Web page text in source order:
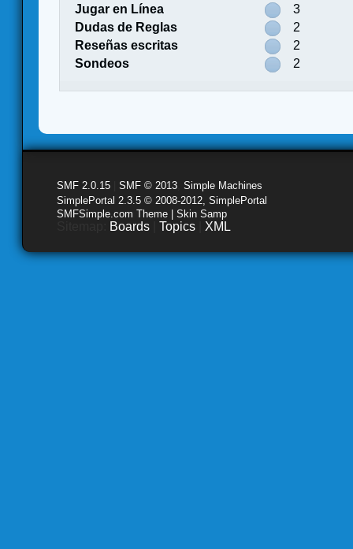
Jugar en Línea
3
Dudas de Reglas
2
Reseñas escritas
2
Sondeos
2
SMF 2.0.15 SMF © 2013 Simple Machines
SimplePortal 2.3.5 © 2008-2012, SimplePortal
SMFSimple.com Theme | Skin Samp
Boards Topics XML